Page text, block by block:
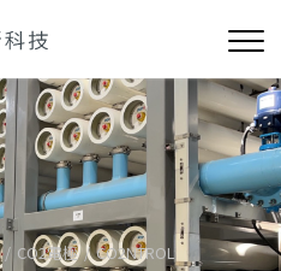
CO2電極 CO2NTROL